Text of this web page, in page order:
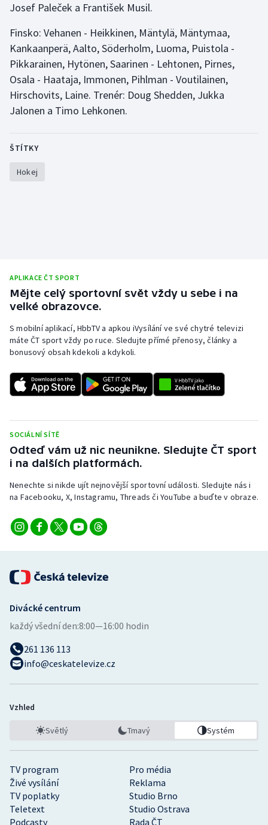
Motorsport
Olympijské hry
Parasport
Plavání
Ragby
Stolní tenis
Triatlon
Veslování
Vodní slalom
Ostatní
Josef Paleček a František Musil.
Finsko: Vehanen - Heikkinen, Mäntylä, Mäntymaa,
Kankaanperä, Aalto, Söderholm, Luoma, Puistola -
Pikkarainen, Hytönen, Saarinen - Lehtonen, Pirnes,
Osala - Haataja, Immonen, Pihlman - Voutilainen,
Hirschovits, Laine. Trenér: Doug Shedden, Jukka
Jalonen a Timo Lehkonen.
ŠTÍTKY
Hokej
APLIKACE ČT SPORT
Mějte celý sportovní svět vždy u sebe i na
velké obrazovce.
S mobilní aplikací, HbbTV a apkou iVysílání ve své chytré televizi
máte ČT sport vždy po ruce. Sledujte přímé přenosy, články a
bonusový obsah kdekoli a kdykoli.
SOCIÁLNÍ SÍTĚ
Odteď vám už nic neunikne. Sledujte ČT sport
i na dalších platformách.
Nenechte si nikde ujít nejnovější sportovní události. Sledujte nás i
na Facebooku, X, Instagramu, Threads či YouTube a buďte v obraze.
TV program
Pro média
Živé vysílání
Reklama
TV poplatky
Studio Brno
Teletext
Studio Ostrava
Podcasty
Rada ČT
Divácké centrum
každý všední den:8:00—16:00 hodin
261 136 113
info@ceskatelevize.cz
Vzhled
Světlý Tmavý Systém